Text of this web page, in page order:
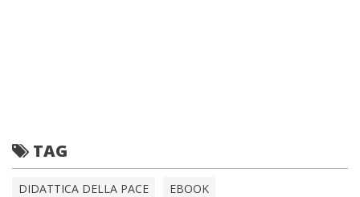
TAG
DIDATTICA DELLA PACE
EBOOK